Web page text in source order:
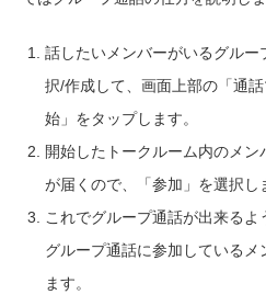
話したいメンバーがいるグル
択/作成して、画面上部の「通
始」をタップします。
開始したトークルーム内のメ
が届くので、「参加」を選択し
これでグループ通話が出来る
グループ通話に参加している
ます。